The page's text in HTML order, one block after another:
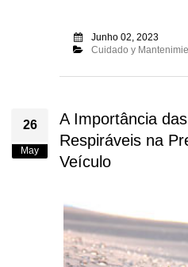
Junho 02, 2023
Cuidado y
26
May
A Importância
Respiráveis na
Veículo